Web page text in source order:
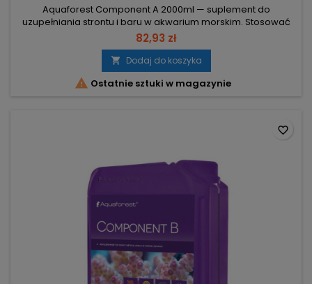
Aquaforest Component A 2000ml — suplement do
uzupełniania strontu i baru w akwarium morskim. Stosować
zgodnie z zaleceniami dawkowania. Objętość 2000 ml —
rzadsze uzupełnianie butelki. 10 kropli na 10 l — dawkowanie
tygodniowe dla precyzyjnej kontroli. 10 ml (nakrętka) na 200 l
— miarka przy średniej obsadzie korali. Podawać
przynajmniej raz w...
82,93 zł
 Dodaj do koszyka
 Ostatnie sztuki w magazynie
favorite_border